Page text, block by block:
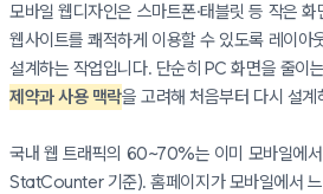
모바일 웹디자인은 스마트폰·태블릿 등 작은
웹사이트를 쾌적하게 이용할 수 있도록 레이아
설계하는 작업입니다. 단순히 PC 화면을 줄이
제약과 사용 맥락을 고려해 처음부터 다시 설계
국내 웹 트래픽의 60~70%는 이미 모바일에
StatCounter 기준). 홈페이지가 모바일에서